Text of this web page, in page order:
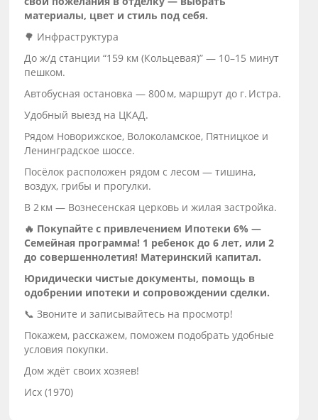
материалы, цвет и стиль под себя.
🌳 Инфраструктура
До ж/д станции “159 км (Кольцевая)” — 10–15 минут
пешком.
Автобусная остановка — 800 м, маршрут до г. Истра.
Удобный выезд на ЦКАД.
Рядом Новорижское, Волоколамское, Пятницкое и
Ленинградское шоссе.
Посёлок расположен рядом с лесом — тишина,
воздух, грибы и прогулки.
В 2 км — Вознесенская церковь и жилая застройка.
🔥 Покупайте с привлечением Ипотеки 6% —
Семейная программа! 1 ребенок до 6 лет, или 2
до совершеннолетия! Материнский капитал.
Юридически чистые документы, помощь в
одобрении ипотеки и сопровождении сделки.
📞 Звоните и записывайтесь на просмотр!
Покажем, расскажем, поможем подобрать удобные
условия покупки.
Дом ждёт своих хозяев!
Исх (1970)